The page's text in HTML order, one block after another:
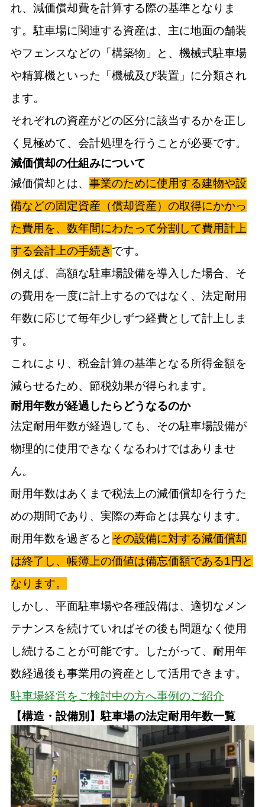
れ、減価償却費を計算する際の基準となりま
す。駐車場に関連する資産は、主に地面の舗装
やフェンスなどの「構築物」と、機械式駐車場
や精算機といった「機械及び装置」に分類され
ます。
それぞれの資産がどの区分に該当するかを正し
く見極めて、会計処理を行うことが必要です。
減価償却の仕組みについて
減価償却とは、 事業のために使用する建物や設
備などの固定資産（償却資産）の取得にかかっ
た費用を、数年間にわたって分割して費用計上
する会計上の手続き です。
例えば、高額な駐車場設備を導入した場合、そ
の費用を一度に計上するのではなく、法定耐用
年数に応じて毎年少しずつ経費として計上しま
す。
これにより、税金計算の基準となる所得金額を
減らせるため、節税効果が得られます。
耐用年数が経過したらどうなるのか
法定耐用年数が経過しても、その駐車場設備が
物理的に使用できなくなるわけではありませ
ん。
耐用年数はあくまで税法上の減価償却を行うた
めの期間であり、実際の寿命とは異なります。
耐用年数を過ぎると その設備に対する減価償却
は終了し、帳簿上の価値は備忘価額である1円と
なります。
しかし、平面駐車場や各種設備は、適切なメン
テナンスを続けていればその後も問題なく使用
し続けることが可能です。したがって、耐用年
数経過後も事業用の資産として活用できます。
駐車場経営をご検討中の方へ事例のご紹介
【構造・設備別】駐車場の法定耐用年数一覧